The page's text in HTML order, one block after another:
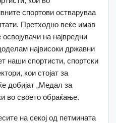
спортови остваруваа
Претходно веќе имав
на највредни
највисоки државни
наши спортисти, спортски
кои стојат за
добијат „Медал за
во своето обраќање.
на секој од петмината